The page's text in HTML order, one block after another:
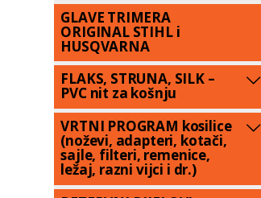
GLAVE TRIMERA
ORIGINAL STIHL i
HUSQVARNA
FLAKS, STRUNA, SILK –
PVC nit za košnju
VRTNI PROGRAM kosilice
(noževi, adapteri, kotači,
sajle, filteri, remenice,
ležaj, razni vijci i dr.)